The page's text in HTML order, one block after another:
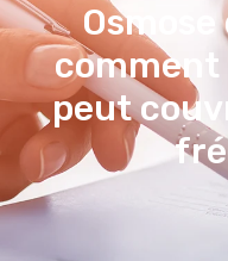
comment
peut